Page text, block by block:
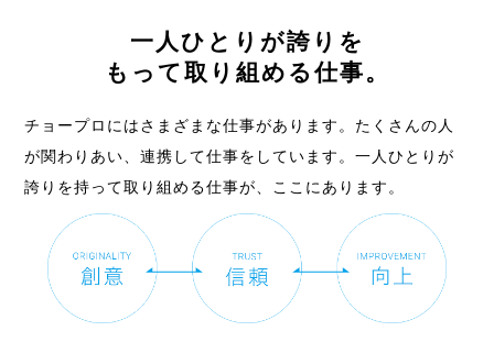
一人ひとりが誇りを
もって取り組める仕事。
チョープロにはさまざまな仕事があります。 たくさんの人
が関わりあい、連携して仕事をしています。一人ひとりが
誇りを持って取り組める仕事が、ここにあります。